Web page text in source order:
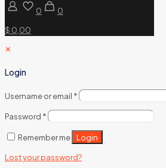
0
0
$ 0,00
✕
Login
Username or email *
Password *
Remember me Login
Lost your password?